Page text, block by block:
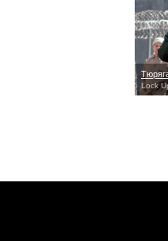
Lock